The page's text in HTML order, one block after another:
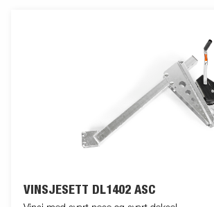
VINSJESETT DL1402 ASC